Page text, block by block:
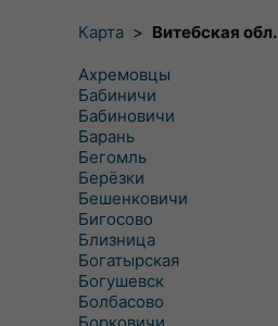
Карта > Витебская обл.
Ахремовцы
Бабиничи
Бабиновичи
Барань
Бегомль
Берёзки
Бешенковичи
Бигосово
Близница
Богатырская
Богушевск
Болбасово